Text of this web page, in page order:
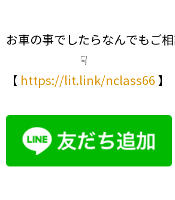
お車の事でしたらなんでもご
☟
【 https://lit.link/nclass66 】